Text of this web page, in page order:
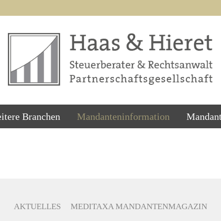
Branchen Mandanteninformation
AKTUELLES MEDITAXA MANDANTENMAGAZIN